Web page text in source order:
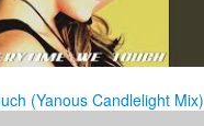
(Yanous Candlelight Mix)